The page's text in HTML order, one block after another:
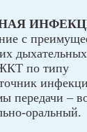
с
по типу
передачи –
оральный.